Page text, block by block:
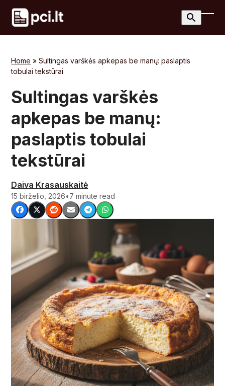
Skip
content
Home »Sultingas varškės apkepas be manų: paslaptis
tobulai tekstūrai
Sultingas varškės
apkepas be manų:
paslaptis tobulai
tekstūrai
Daiva Krasauskaitė
15 birželio, 2026•7 minute read